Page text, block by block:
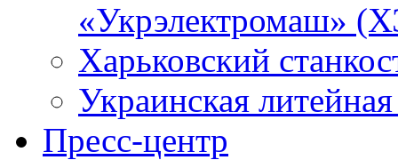
«Укрэлектромаш»
Харьковский
Украинская
Пресс-центр